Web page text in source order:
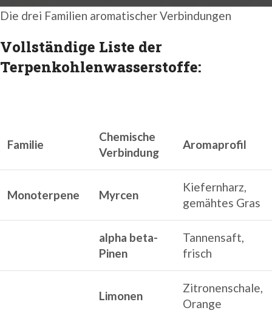
Die drei Familien aromatischer Verbindungen
Vollständige Liste der
Terpenkohlenwasserstoffe:
Familie
Chemische
Verbindung
Aromaprofil
Monoterpene Myrcen
Kiefernharz,
gemähtes Gras
alpha beta-
Pinen
Tannensaft,
frisch
Limonen
Zitronenschale,
Orange